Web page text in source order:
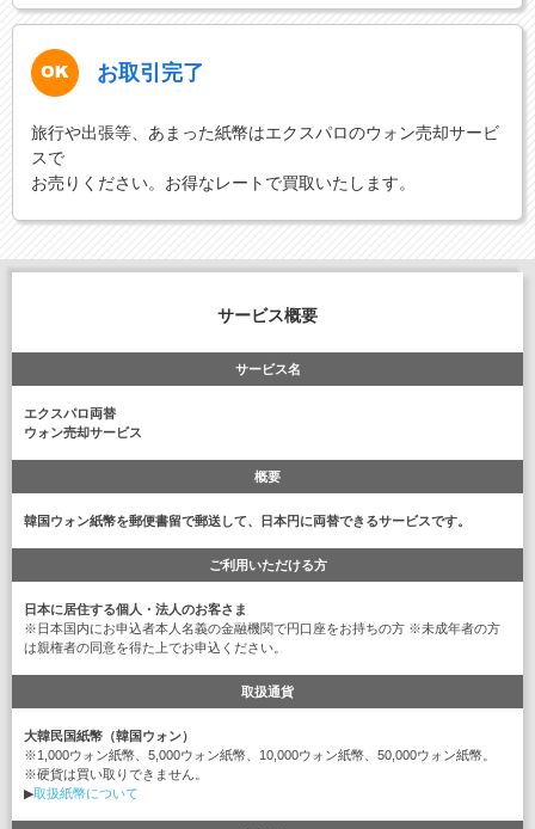
お取引完了
旅行や出張等、あまった紙幣はエクスパロのウォン売却サービ
スで
お売りください。お得なレートで買取いたします。
サービス概要
サービス名
エクスパロ両替
ウォン売却サービス
概要
韓国ウォン紙幣を郵便書留で郵送して、日本円に両替できるサービスです。
ご利用いただける方
日本に居住する個人・法人のお客さま
※日本国内にお申込者本人名義の金融機関で円口座をお持ちの方 ※未成年者の方
は親権者の同意を得た上でお申込ください。
取扱通貨
大韓民国紙幣（韓国ウォン）
※1,000ウォン紙幣、5,000ウォン紙幣、10,000ウォン紙幣、50,000ウォン紙幣。
※硬貨は買い取りできません。
▶取扱紙幣について